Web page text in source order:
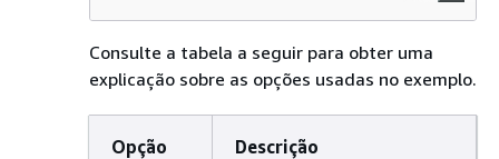
Consulte a tabela a seguir para obter uma
explicação sobre as opções usadas no exemplo.
Opção Descrição